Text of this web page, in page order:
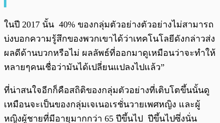
ในปี 2017 นั้น 40% ของกลุ่มตัวอย่างตัวอย่างไม่สามารถ
บ่งบอกความรู้สึกของพวกเขาได้ว่าเทคโนโลยีดังกล่าวส่ง
ผลดีด้านบวกหรือไม่ ผลลัพธ์ที่ออกมาดูเหมือนว่าจะทำให้
หลายๆคนเชื่อว่ามันได้เปลี่ยนแปลงไปแล้ว”
ที่น่าสนใจอีกก็คือสถิติของกลุ่มตัวอย่างที่เติบโตขึ้นนั้นดู
เหมือนจะเป็นของกลุ่มเจเนอเรชั่นวายเพศหญิง และผู้
หญิงผู้ชายที่มีอายุมากกว่า 65 ปีขึ้นไป ปีขึ้นไปซึ่งนั่น